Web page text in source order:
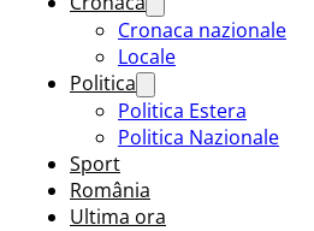
Cronaca nazionale
Locale
Politica
Politica Estera
Politica Nazionale
Sport
România
Ultima ora